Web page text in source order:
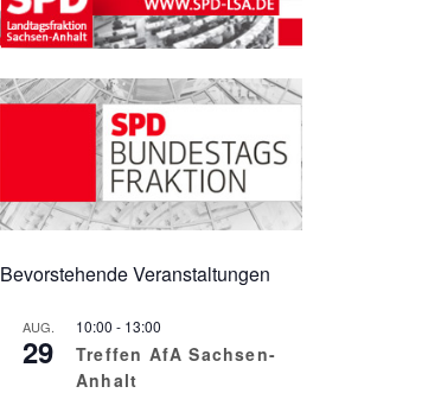
Bevorstehende Veranstaltungen
AUG.
29
10:00 - 13:00
Treffen AfA Sachsen-
Anhalt